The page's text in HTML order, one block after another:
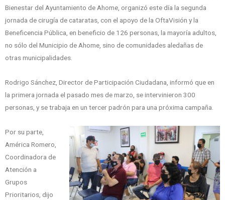
Bienestar del Ayuntamiento de Ahome, organizó este día la segunda
jornada de cirugía de cataratas, con el apoyo de la OftaVisión y la
Beneficencia Pública, en beneficio de 126 personas, la mayoría adultos,
no sólo del Municipio de Ahome, sino de comunidades aledañas de
otras municipalidades.
Rodrigo Sánchez, Director de Participación Ciudadana, informó que en
la primera jornada el pasado mes de marzo, se intervinieron 300
personas, y se trabaja en un tercer padrón para una próxima campaña.
Por su parte,
América Romero,
Coordinadora de
Atención a
Grupos
Prioritarios, dijo